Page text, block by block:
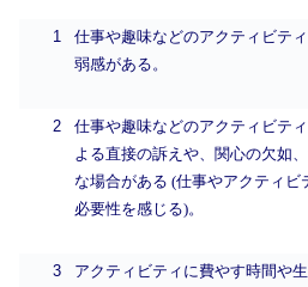
1
仕事や趣味などのアクティビテ
弱感がある。
2
仕事や趣味などのアクティビテ
よる直接の訴えや、関心の欠如
な場合がある (仕事やアクティ
必要性を感じる)。
3
アクティビティに費やす時間や